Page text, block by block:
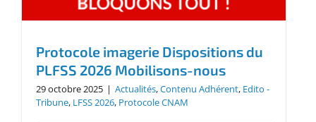
Protocole imagerie Dispositions du
PLFSS 2026 Mobilisons-nous
29 octobre 2025 | Actualités,Contenu Adhérent, Edito -
Tribune, LFSS 2026, Protocole CNAM